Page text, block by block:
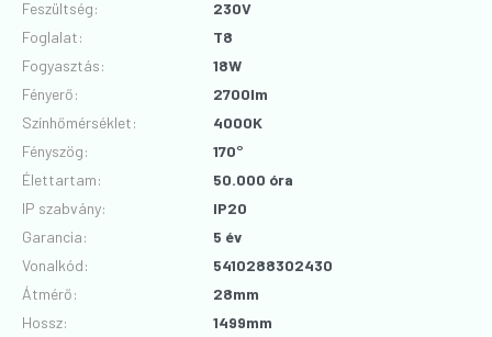
Feszültség:
230V
Foglalat:
T8
Fogyasztás:
18W
Fényerő:
2700lm
Színhőmérséklet:
4000K
Fényszög:
170°
Élettartam:
50.000 óra
IP szabvány:
IP20
Garancia:
5 év
Vonalkód:
5410288302430
Átmérő:
28mm
Hossz:
1499mm